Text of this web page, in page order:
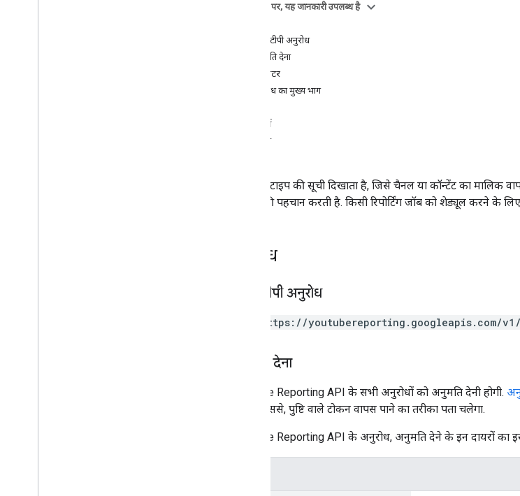
इस पेज पर, यह जानकारी उपलब्ध है
एचटीटीपी अनुरोध
अनुमति देना
पैरामीटर
अनुरोध का मुख्य भाग
प्रॉपर्टी
उदाहरण
रिपोर्ट के टाइप की सूची दिखाता है, जिसे चैनल या कॉन्टेंट का
आईडी की पहचान करती है. किसी रिपोर्टिंग जॉब को शेड्यूल करने के
अनुरोध
एचटीटीपी अनुरोध
GET https://youtubereporting.googleapis.com/
अनुमति देना
YouTube Reporting API के सभी अनुरोधों को अनुमति देनी होगी.
गया है. इससे, पुष्टि वाले टोकन वापस पाने का तरीका पता चलेगा.
YouTube Reporting API के अनुरोध, अनुमति देने के इन दायरों का